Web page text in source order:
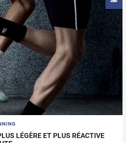
LÉGÈRE ET PLUS RÉACTIVE